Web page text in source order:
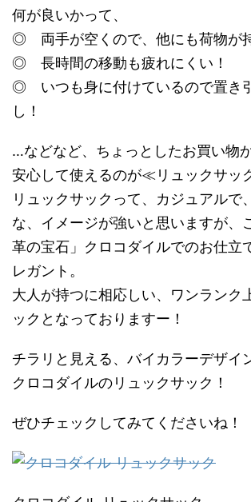
何が良いかって、
◎ 両手が空くので、他にも荷物が
◎ 長時間の移動も疲れにくい！
◎ いつも身に付けているので置き
し！
…などなど、ちょっとしたお買い物
安心して使えるのが≪リュックサッ
リュックサックって、カジュアルで
な、イメージが強いと思いますが、
革の宝石」クロコダイルでのお仕立
レガント。
大人が持つに相応しい、ワンランク
ックとなっておりますー！
チラリと見える、バイカラーデザイ
クロコダイルのリュックサック！
ぜひチェックしてみてくださいね！